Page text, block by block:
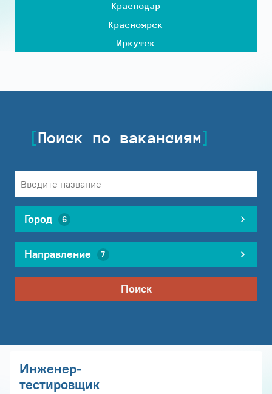
Краснодар
Красноярск
Иркутск
Поиск по вакансиям
Город 6
Направление 7
Поиск
Инженер-
тестировщик